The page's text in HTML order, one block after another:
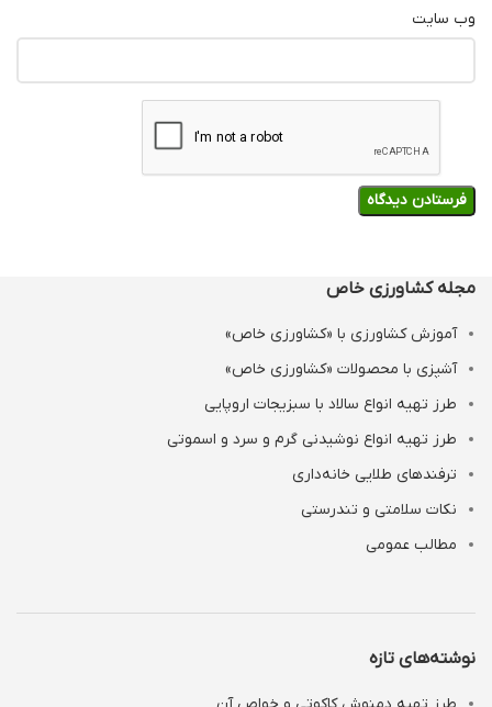
وب‌ سایت
مجله کشاورزی خاص
آموزش کشاورزی با «کشاورزی خاص»
آشپزی با محصولات «کشاورزی خاص»
طرز تهیه انواع سالاد با سبزیجات اروپایی
طرز تهیه انواع نوشیدنی‌ گرم و سرد و اسموتی
ترفندهای طلایی خانه‌داری
نکات سلامتی و تندرستی
مطالب عمومی
نوشته‌های تازه